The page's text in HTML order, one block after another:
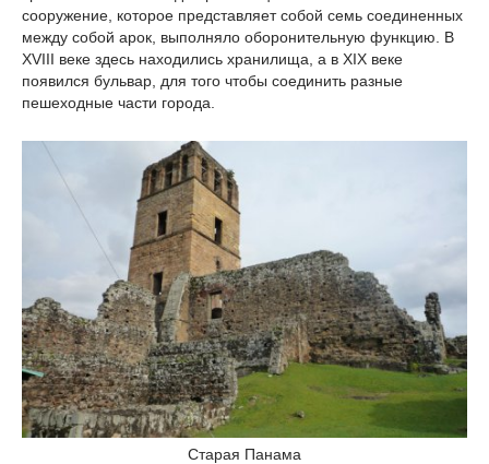
сооружение, которое представляет собой семь соединенных
между собой арок, выполняло оборонительную функцию. В
XVIII веке здесь находились хранилища, а в XIX веке
появился бульвар, для того чтобы соединить разные
пешеходные части города.
Старая Панама